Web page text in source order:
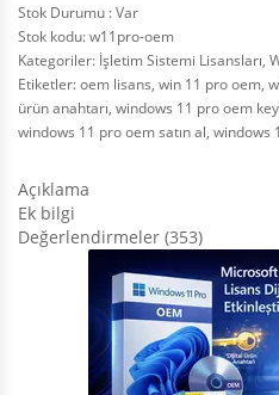
Stok Durumu : Var
Stok kodu:w11pro-oem
Kategoriler: İşletim Sistemi Lisansları,
Etiketler:oem lisans, win 11 pro oem,
ürün anahtarı, windows 11 pro oem key
windows 11 pro oem satın al, windows
Açıklama
Ek bilgi
Değerlendirmeler (353)